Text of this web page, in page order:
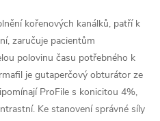
kořenových kanálků, patří k
zaručuje pacientům
polovinu času potřebného k
je gutaperčový obturátor ze
ProFile s konicitou 4%,
Ke stanovení správné síly